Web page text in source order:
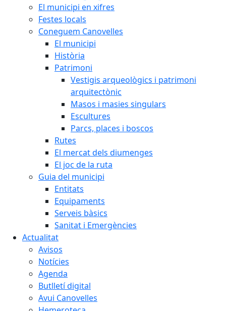
El municipi en xifres
Festes locals
Coneguem Canovelles
El municipi
Història
Patrimoni
Vestigis arqueològics i patrimoni
arquitectònic
Masos i masies singulars
Escultures
Parcs, places i boscos
Rutes
El mercat dels diumenges
El joc de la ruta
Guia del municipi
Entitats
Equipaments
Serveis bàsics
Sanitat i Emergències
Actualitat
Avisos
Notícies
Agenda
Butlletí digital
Avui Canovelles